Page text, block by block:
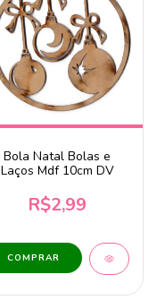
Bola Natal Bolas e
Laços Mdf 10cm DV
R$2,99